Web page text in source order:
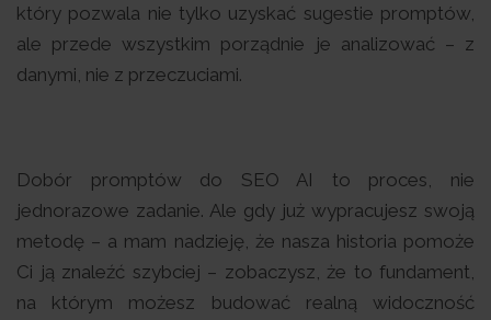
który pozwala nie tylko uzyskać sugestie promptów,
ale przede wszystkim porządnie je analizować – z
danymi, nie z przeczuciami.
Dobór promptów do SEO AI to proces, nie
jednorazowe zadanie. Ale gdy już wypracujesz swoją
metodę – a mam nadzieję, że nasza historia pomoże
Ci ją znaleźć szybciej – zobaczysz, że to fundament,
na którym możesz budować realną widoczność